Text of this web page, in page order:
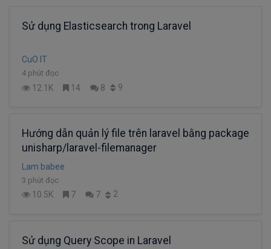
Sử dụng Elasticsearch trong Laravel
CuO IT
4 phút đọc
12.1K 14 8 9
Hướng dẫn quản lý file trên laravel bằng package
unisharp/laravel-filemanager
Lam babee
3 phút đọc
10.5K 7 7 2
Sử dụng Query Scope in Laravel